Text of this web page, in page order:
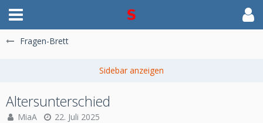
Fragen-Brett
Altersunterschied
MiaA 22. Juli 2025